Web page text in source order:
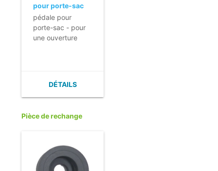
pour porte-sac
(Version C-
Shuttle 250)
pédale pour
porte-sac - pour
une ouverture
DÉTAILS
Pièce de rechange